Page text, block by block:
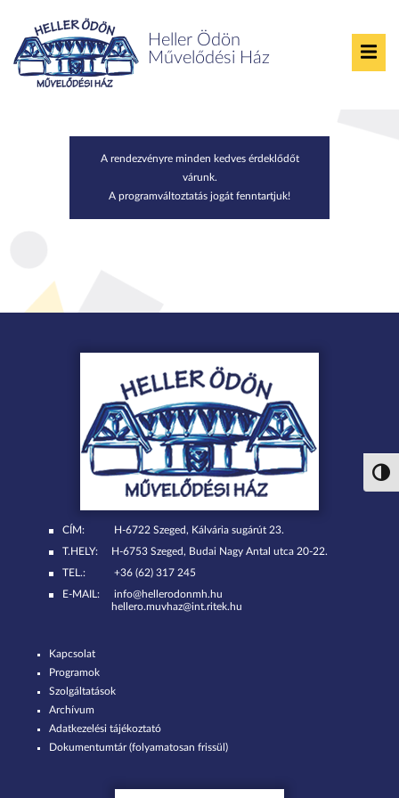
Heller Ödön
Művelődési Ház
Tökjó nap
A rendezvényre minden kedves érdeklődőt
várunk.
A programváltoztatás jogát fenntartjuk!
CÍM:
H-6722 Szeged, Kálvária sugárút 23.
T.HELY:
H-6753 Szeged, Budai Nagy Antal utca 20-22.
TEL.:
+36 (62) 317 245
E-MAIL:
info@hellerodonmh.hu
hellero.muvhaz@int.ritek.hu
Kapcsolat
Programok
Szolgáltatások
Archívum
Adatkezelési tájékoztató
Dokumentumtár (folyamatosan frissül)